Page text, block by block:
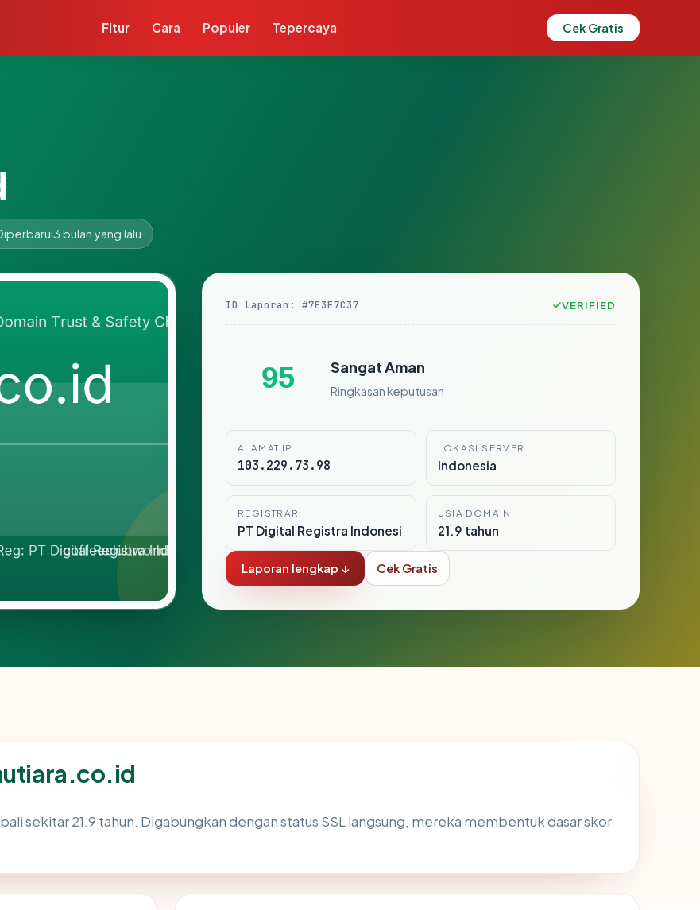
Fitur Cara Populer Tepercaya Cek Gratis
3 bulan yang lalu
ID Laporan: #7E3E7C37 VERIFIED
95 Sangat Aman
Ringkasan keputusan
ALAMAT IP
103.229.73.98
LOKASI SERVER
Indonesia
REGISTRAR
PT Digital Registra Indonesi
USIA DOMAIN
21.9 tahun
Laporan lengkap ↓ Cek Gratis
sekitar 21.9 tahun. Digabungkan dengan status SSL langsung, mereka membentuk dasar skor